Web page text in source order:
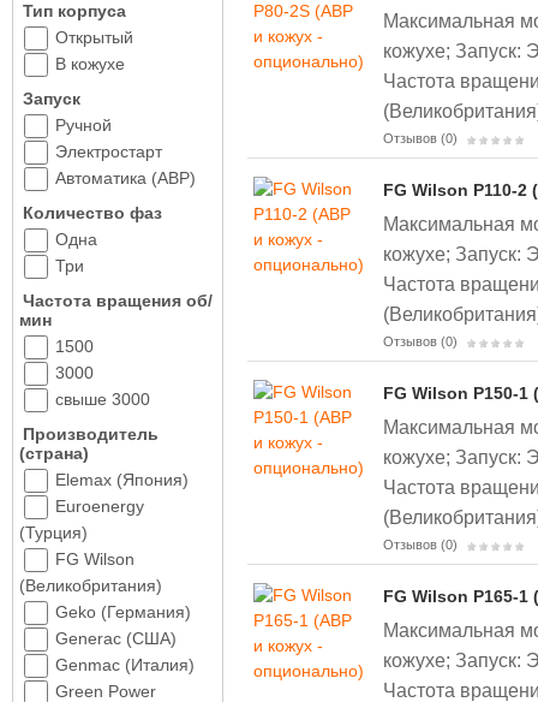
Максимальная
кожухе; Запуск:
Частота
Отзывов (0)
FG Wilson P110-
Максимальная
кожухе; Запуск:
Частота
Отзывов (0)
FG Wilson P150-
Максимальная
кожухе; Запуск:
Частота
Отзывов (0)
FG Wilson P165-
Максимальная
кожухе; Запуск:
Частота
Тип корпуса
Открытый
В кожухе
Запуск
Ручной
Электростарт
Автоматика (АВР)
Количество фаз
Одна
Три
Частота вращения об/
мин
1500
3000
свыше 3000
Производитель
(страна)
Elemax (Япония)
Euroenergy
(Турция)
FG Wilson
(Великобритания)
Geko (Германия)
Generac (США)
Genmac (Италия)
Green Power